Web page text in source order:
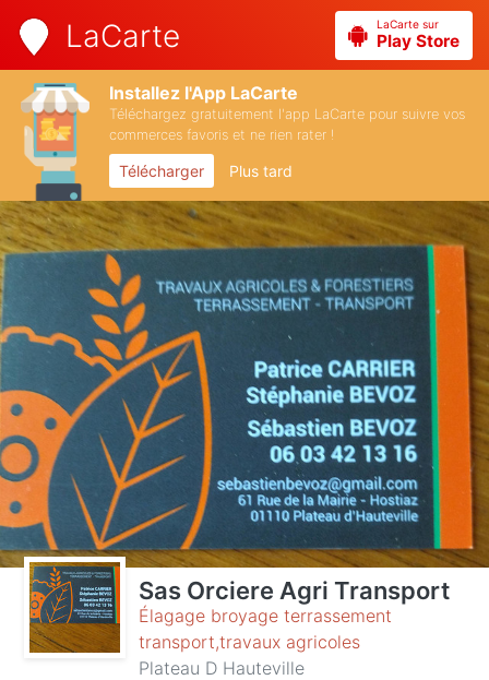
LaCarte LaCarte sur
Play Store
Installez l'App LaCarte
Téléchargez gratuitement l'app LaCarte pour suivre vos
commerces favoris et ne rien rater !
Télécharger Plus tard
Sas Orciere Agri Transport
Élagage broyage terrassement
transport,travaux agricoles
Plateau D Hauteville